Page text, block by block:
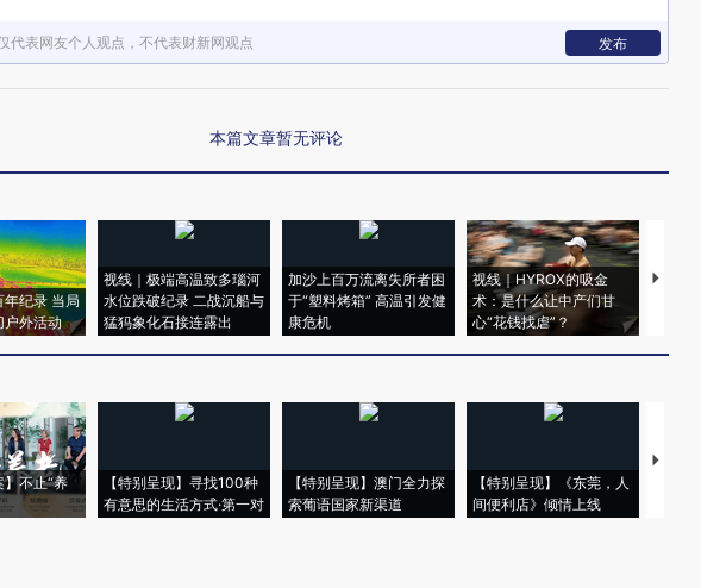
代表网友个人观点，不代表财新网观点 发布
本篇文章暂无评论
纪录 当局
户外活动
视线｜极端高温致多瑙河
水位跌破纪录 二战沉船与
猛犸象化石接连露出
加沙上百万流离失所者困
于“塑料烤箱” 高温引发健
康危机
视线｜HYROX的吸金
术：是什么让中产们甘
心“花钱找虐”？
马航
不止“养
【特别呈现】寻找100种
有意思的生活方式·第一对
【特别呈现】澳门全力探
索葡语国家新渠道
【特别呈现】《东莞，人
间便利店》倾情上线
【推广
会，